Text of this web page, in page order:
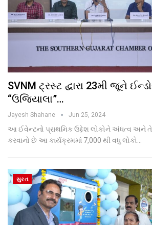
SVNM ટ્રસ્ટ દ્વારા 23મી જૂને
“ઉજિયાલા”…
Jayesh Shahane Jun 25, 2024
આ ઈવેન્ટનો પ્રાથમિક ઉદ્દેશ લોકોને અંધત્વ અને
કરવાનો છે આ કાર્યક્રમમાં 7,000 થી વધુ લોકો…
સુરત